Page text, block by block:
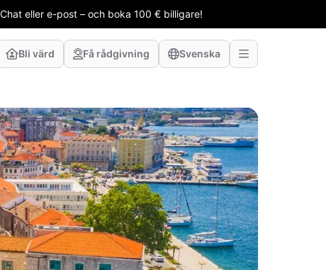
eller e-post – och boka 100 € billigare!
Bli värd Få rådgivning Svenska